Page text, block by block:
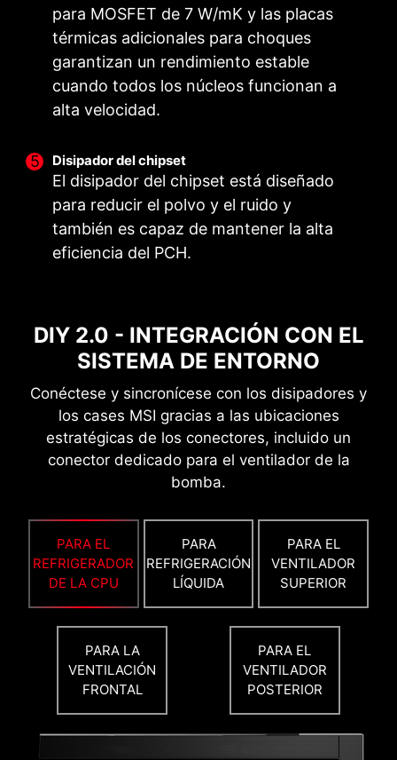
para MOSFET de 7 W/mK y las placas
térmicas adicionales para choques
garantizan un rendimiento estable
cuando todos los núcleos funcionan a
alta velocidad.
Disipador del chipset
El disipador del chipset está diseñado
para reducir el polvo y el ruido y
también es capaz de mantener la alta
eficiencia del PCH.
DIY 2.0 - INTEGRACIÓN CON EL
SISTEMA DE ENTORNO
Conéctese y sincronícese con los disipadores y
los cases MSI gracias a las ubicaciones
estratégicas de los conectores, incluido un
conector dedicado para el ventilador de la
bomba.
PARA EL
REFRIGERADOR
DE LA CPU
PARA
REFRIGERACIÓN
LÍQUIDA
PARA EL
VENTILADOR
SUPERIOR
PARA LA
VENTILACIÓN
FRONTAL
PARA EL
VENTILADOR
POSTERIOR
El PCB se ha optimizado para ofrecer un mayor
ancho de banda y velocidades de transferencia
más rápidas, lo que también es beneficioso
para una transmisión fiable de los circuitos.
6 Capas de PCB
2oz Cobre Reforzado
MÁS RENDIMIENTO
UTILITARIOS MSI
Una vez conectado a Internet, MSI Driver Utility
Installer detectará y presentará
automáticamente los controladores y utilidades
adecuados, que podrá descargar e instalar con
*Asegúrese de conectarse a Internet o MSI DRIVER
UTILITY INSTALLER no se iniciará automáticamente.